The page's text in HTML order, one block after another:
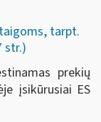
tarpt.
str.)
prekių
įsikūrusiai ES